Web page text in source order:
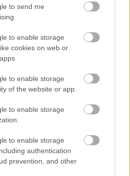
to send me
to enable storage
cookies on web or
to enable storage
of the website or app.
to enable storage
to enable storage
authentication
prevention, and other
is látszott, Jules
médiában közzétett